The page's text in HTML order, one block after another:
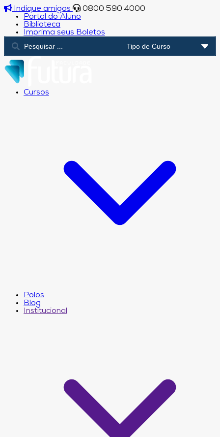
Indique amigos
0800 590 4000
Portal do Aluno
Biblioteca
Imprima seus Boletos
Cursos
Polos
Blog
Institucional